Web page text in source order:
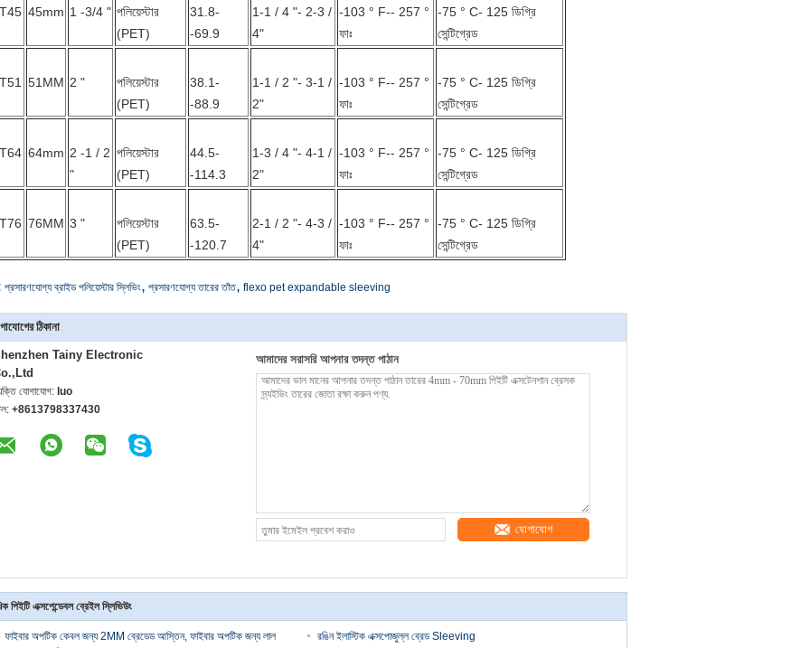
45mm 1 -3/4 " পলিয়েস্টার
(PET)
31.8-
-69.9
1-1 / 4 "- 2-3 /
4"
-103 ° F-- 257 °
ফাঃ
-75 ° C- 125 ডিগ্রি
সেন্টিগ্রেড
51MM 2 "
পলিয়েস্টার
(PET)
38.1-
-88.9
1-1 / 2 "- 3-1 /
2"
-103 ° F-- 257 °
ফাঃ
-75 ° C- 125 ডিগ্রি
সেন্টিগ্রেড
64mm 2 -1 / 2
"
পলিয়েস্টার
(PET)
44.5-
-114.3
1-3 / 4 "- 4-1 /
2"
-103 ° F-- 257 °
ফাঃ
-75 ° C- 125 ডিগ্রি
সেন্টিগ্রেড
76MM 3 "
পলিয়েস্টার
(PET)
63.5-
-120.7
2-1 / 2 "- 4-3 /
4"
-103 ° F-- 257 °
ফাঃ
-75 ° C- 125 ডিগ্রি
সেন্টিগ্রেড
প্রসারণযোগ্য ব্রাইড পলিয়েস্টার স্লিভিং, প্রসারণযোগ্য তারের তাঁত, flexo pet expandable sleeving
ঠিকানা
Tainy Electronic
যোগাযোগ: luo
+8613798337430
আমাদের সরাসরি আপনার তদন্ত পাঠান
যোগাযোগ
পিইটি এক্সপেন্ডেবল ব্রেইল স্লিভিউং
ফাইবার অপটিক কেবল জন্য 2MM ব্রেডেড আস্তিন, ফাইবার অপটিক জন্য লাল
রঙিন ইলাস্টিক এক্সপোজুল্ল ব্রেড Sleeving